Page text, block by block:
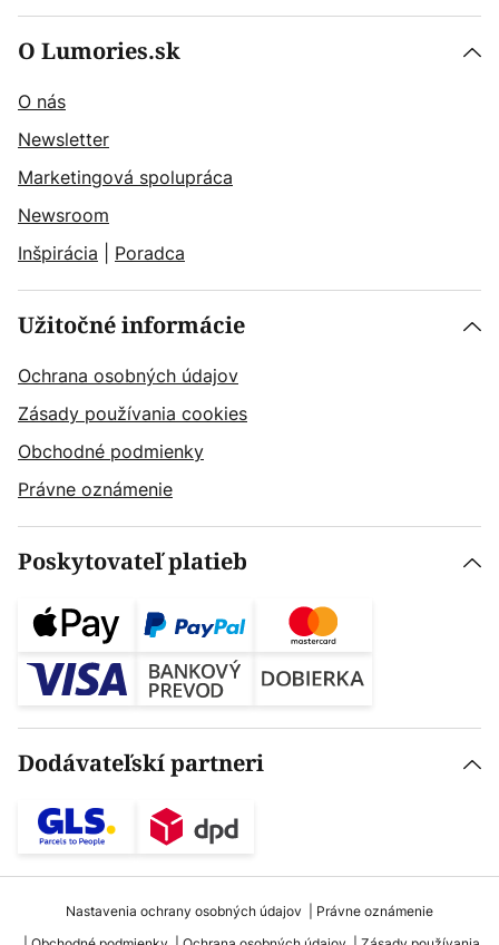
O Lumories.sk
O nás
Newsletter
Marketingová spolupráca
Newsroom
Inšpirácia
Poradca
Užitočné informácie
Ochrana osobných údajov
Zásady používania cookies
Obchodné podmienky
Právne oznámenie
Poskytovateľ platieb
Dodávateľskí partneri
Nastavenia ochrany osobných údajov
Právne oznámenie